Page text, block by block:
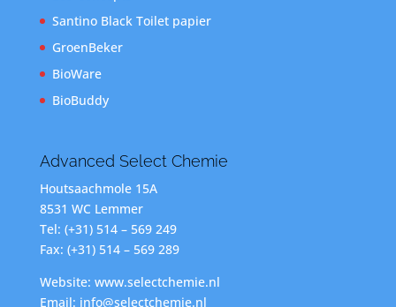
Santino Black Toilet papier
GroenBeker
BioWare
BioBuddy
Advanced Select Chemie
Houtsaachmole 15A
8531 WC Lemmer
Tel: (+31) 514 – 569 249
Fax: (+31) 514 – 569 289
Website: www.selectchemie.nl
Email: info@selectchemie.nl